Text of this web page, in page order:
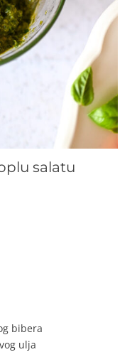
salatu
bibera
ulja